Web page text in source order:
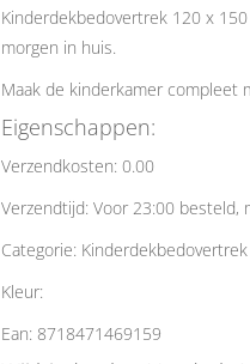
Kinderdekbedovertrek 120 x
morgen in huis.
Maak de kinderkamer compleet
Eigenschappen:
Verzendkosten: 0.00
Verzendtijd: Voor 23:00 besteld,
Categorie: Kinderdekbedovertrek
Kleur:
Ean: 8718471469159